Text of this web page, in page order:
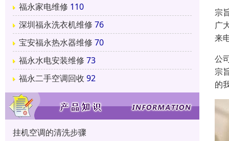
福永家电维修 110
深圳福永洗衣机维修 76
宝安福永热水器维修 70
福永水电安装维修 73
福永二手空调回收 92
挂机空调的清洗步骤
宗
广
来
公
宗
的